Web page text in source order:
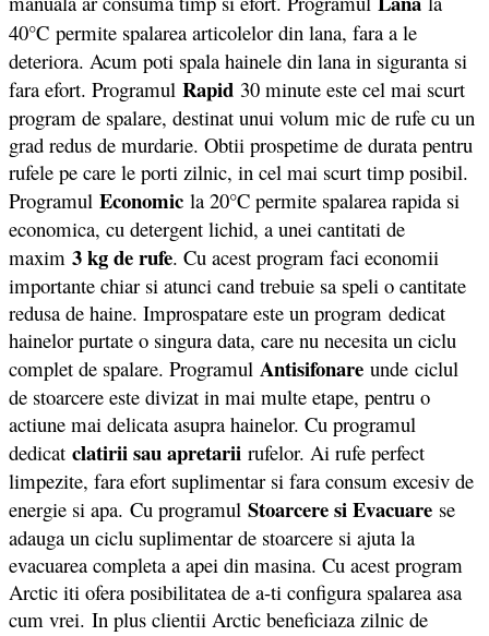
40°C permite spalarea articolelor din lana, fara a le
deteriora. Acum poti spala hainele din lana in siguranta si
fara efort. Programul Rapid 30 minute este cel mai scurt
program de spalare, destinat unui volum mic de rufe cu un
grad redus de murdarie. Obtii prospetime de durata pentru
rufele pe care le porti zilnic, in cel mai scurt timp posibil.
Programul Economic la 20°C permite spalarea rapida si
economica, cu detergent lichid, a unei cantitati de
maxim 3 kg de rufe. Cu acest program faci economii
importante chiar si atunci cand trebuie sa speli o cantitate
redusa de haine. Improspatare este un program dedicat
hainelor purtate o singura data, care nu necesita un ciclu
complet de spalare. Programul Antisifonare unde ciclul
de stoarcere este divizat in mai multe etape, pentru o
actiune mai delicata asupra hainelor. Cu programul
dedicat clatirii sau apretarii rufelor. Ai rufe perfect
limpezite, fara efort suplimentar si fara consum excesiv de
energie si apa. Cu programul Stoarcere si Evacuare se
adauga un ciclu suplimentar de stoarcere si ajuta la
evacuarea completa a apei din masina. Cu acest program
Arctic iti ofera posibilitatea de a-ti configura spalarea asa
cum vrei. In plus clientii Arctic beneficiaza zilnic de